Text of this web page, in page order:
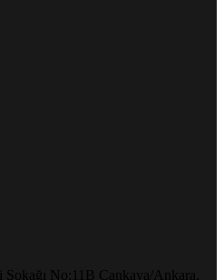
No:11B Çankaya/Ankara,